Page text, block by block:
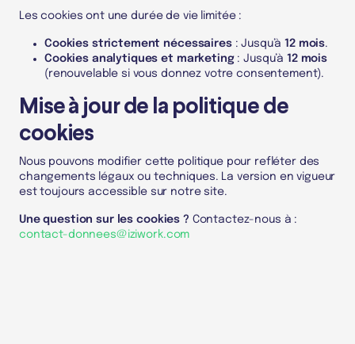
Les cookies ont une durée de vie limitée :
Cookies strictement nécessaires: Jusqu’à12 mois.
Cookies analytiques et marketing: Jusqu’à 12 mois
(renouvelable si vous donnez votre consentement).
Mise à jour de la politique de
cookies
Nous pouvons modifier cette politique pour refléter des
changements légaux ou techniques. La version en vigueur
est toujours accessible sur notre site.
Une question sur les cookies ? Contactez-nous à :
contact-donnees@iziwork.com